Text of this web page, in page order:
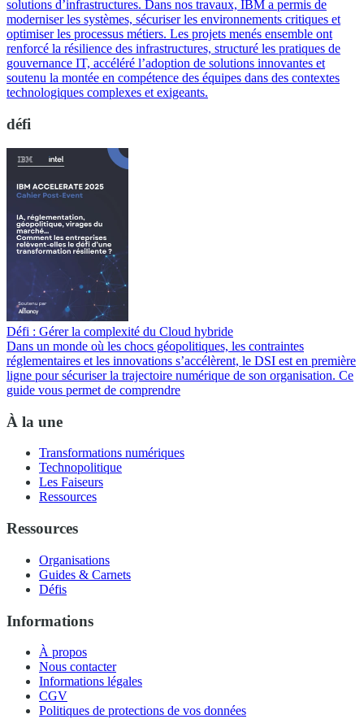
solutions d’infrastructures. Dans nos travaux, IBM a permis de
moderniser les systèmes, sécuriser les environnements critiques et
optimiser les processus métiers. Les projets menés ensemble ont
renforcé la résilience des infrastructures, structuré les pratiques de
gouvernance IT, accéléré l’adoption de solutions innovantes et
soutenu la montée en compétence des équipes dans des contextes
technologiques complexes et exigeants.
défi
Défi : Gérer la complexité du Cloud hybride
Dans un monde où les chocs géopolitiques, les contraintes
réglementaires et les innovations s’accélèrent, le DSI est en première
ligne pour sécuriser la trajectoire numérique de son organisation. Ce
guide vous permet de comprendre
À la une
Transformations numériques
Technopolitique
Les Faiseurs
Ressources
Ressources
Organisations
Guides & Carnets
Défis
Informations
À propos
Nous contacter
Informations légales
CGV
Politiques de protections de vos données